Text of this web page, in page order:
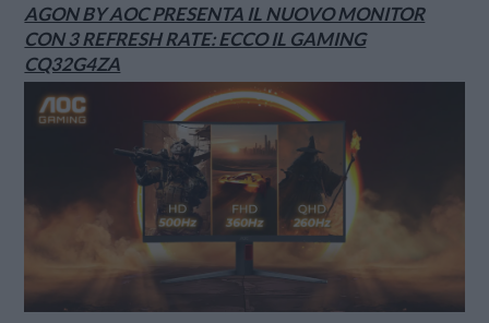
AGON BY AOC PRESENTA IL NUOVO MONITOR
CON 3 REFRESH RATE: ECCO IL GAMING
CQ32G4ZA